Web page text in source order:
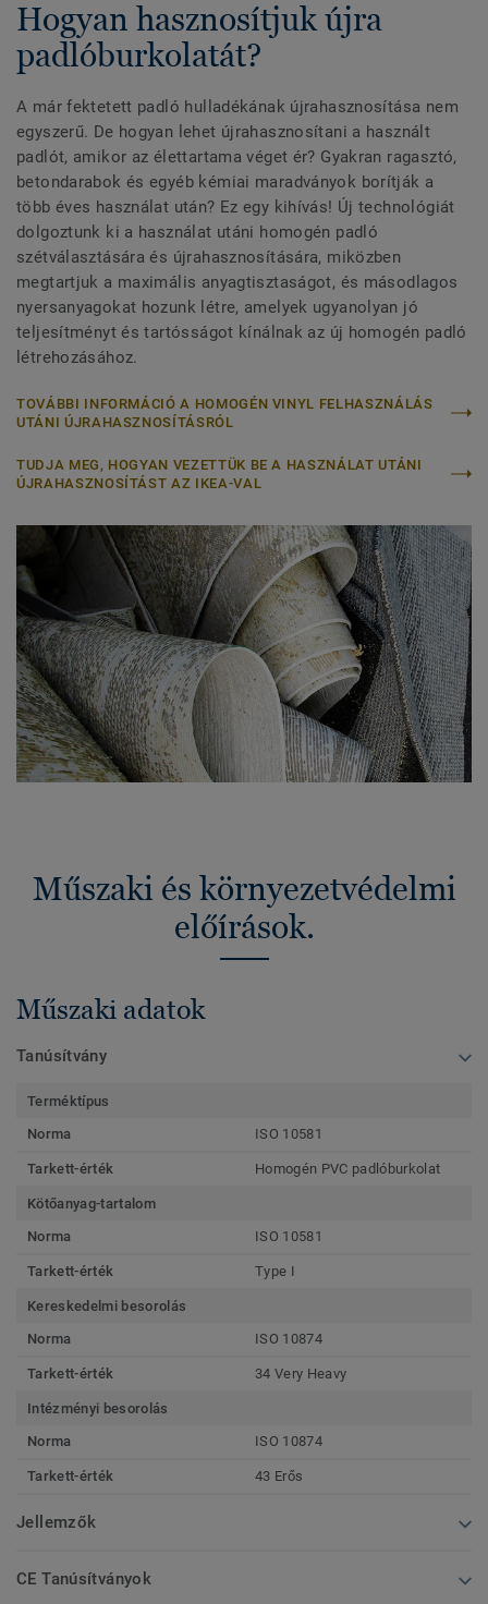
Hogyan hasznosítjuk újra
padlóburkolatát?
A már fektetett padló hulladékának újrahasznosítása nem
egyszerű. De hogyan lehet újrahasznosítani a használt
padlót, amikor az élettartama véget ér? Gyakran ragasztó,
betondarabok és egyéb kémiai maradványok borítják a
több éves használat után? Ez egy kihívás! Új technológiát
dolgoztunk ki a használat utáni homogén padló
szétválasztására és újrahasznosítására, miközben
megtartjuk a maximális anyagtisztaságot, és másodlagos
nyersanyagokat hozunk létre, amelyek ugyanolyan jó
teljesítményt és tartósságot kínálnak az új homogén padló
létrehozásához.
TOVÁBBI INFORMÁCIÓ A HOMOGÉN VINYL FELHASZNÁLÁS
UTÁNI ÚJRAHASZNOSÍTÁSRÓL
TUDJA MEG, HOGYAN VEZETTÜK BE A HASZNÁLAT UTÁNI
ÚJRAHASZNOSÍTÁST AZ IKEA-VAL
Műszaki és környezetvédelmi
előírások.
Műszaki adatok
Tanúsítvány
Terméktípus
Norma
ISO 10581
Tarkett-érték Homogén PVC padlóburkolat
Kötőanyag-tartalom
Norma
ISO 10581
Tarkett-érték Type I
Kereskedelmi besorolás
Norma
ISO 10874
Tarkett-érték 34 Very Heavy
Intézményi besorolás
Norma
ISO 10874
Tarkett-érték 43 Erős
Jellemzők
CE Tanúsítványok